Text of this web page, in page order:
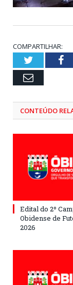
COMPARTILHAR:
Twitter
Email
CONTEÚDO
Edital do 2º
Obidense de
2026